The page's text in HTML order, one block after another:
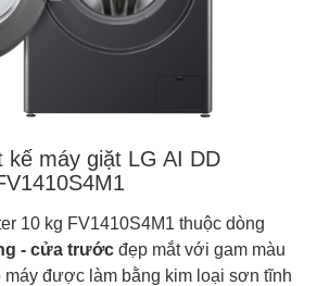
kế máy giặt LG AI DD
10 kg FV1410S4M1 thuộc dòng
- cửa trước đẹp mắt với gam màu
máy được làm bằng kim loại sơn tĩnh